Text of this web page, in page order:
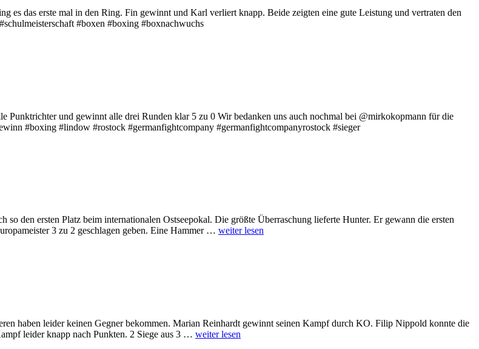
es das erste mal in den Ring. Fin gewinnt und Karl verliert knapp. Beide zeigten eine gute Leistung und vertraten den
#boxen #boxing #boxnachwuchs
Punktrichter und gewinnt alle drei Runden klar 5 zu 0 Wir bedanken uns auch nochmal bei @mirkokopmann für die
#boxing #lindow #rostock #germanfightcompany #germanfightcompanyrostock #sieger
den ersten Platz beim internationalen Ostseepokal. Die größte Überraschung lieferte Hunter. Er gewann die ersten
3 zu 2 geschlagen geben. Eine Hammer … weiter lesen
haben leider keinen Gegner bekommen. Marian Reinhardt gewinnt seinen Kampf durch KO. Filip Nippold konnte die
leider knapp nach Punkten. 2 Siege aus 3 … weiter lesen